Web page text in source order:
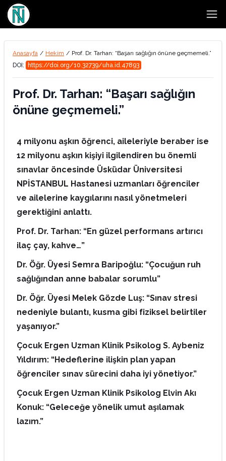
Anasayfa / Hekim / Prof. Dr. Tarhan: “Başarı sağlığın önüne geçmemeli.”
DOI:
https://doi.org/10.32739/uha.id.47893
Prof. Dr. Tarhan: “Başarı sağlığın
önüne geçmemeli.”
4 milyonu aşkın öğrenci, aileleriyle beraber ise
12 milyonu aşkın kişiyi ilgilendiren bu önemli
sınavlar öncesinde Üsküdar Üniversitesi
NPİSTANBUL Hastanesi uzmanları öğrenciler
ve ailelerine kaygılarını nasıl yönetmeleri
gerektiğini anlattı.
Prof. Dr. Tarhan: “En güzel performans artırıcı
ilaç çay, kahve…”
Dr. Öğr. Üyesi Semra Baripoğlu: “Çocuğun ruh
sağlığından anne babalar sorumlu”
Dr. Öğr. Üyesi Melek Gözde Luş: “Sınav stresi
nedeniyle bulantı, kusma gibi fiziksel belirtiler
yaşanıyor.”
Çocuk Ergen Uzman Klinik Psikolog S. Aybeniz
Yıldırım: “Hedeflerine ilişkin plan yapan
öğrenciler sınav sürecini daha iyi yönetiyor.”
Çocuk Ergen Uzman Klinik Psikolog Elvin Akı
Konuk: “Geleceğe yönelik umut aşılamak
lazım.”